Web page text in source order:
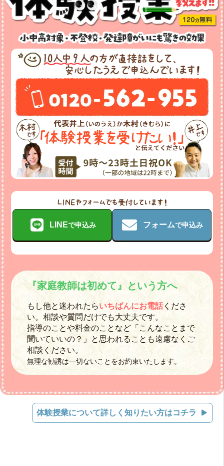
LINEで申込み フォームで申込み
『家庭教師は初めて』という方へ
もし他と迷われたらいちばんにお電話くださ
い。相談や質問だけでも大丈夫です。
指導のことや料金のことなど「こんなことまで
聞いていいの？」と思われることも遠慮なくご
相談ください。
無理な勧誘は一切ないことをお約束いたします。
体験授業について詳しく知りたい方はコチラ